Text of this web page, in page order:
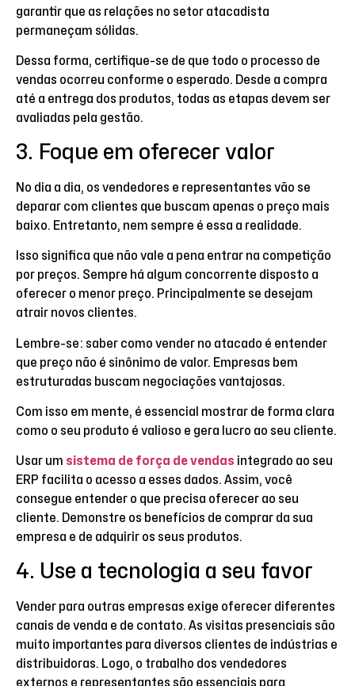
garantir que as relações no setor atacadista
permaneçam sólidas.
Dessa forma, certifique-se de que todo o processo de
vendas ocorreu conforme o esperado. Desde a compra
até a entrega dos produtos, todas as etapas devem ser
avaliadas pela gestão.
3. Foque em oferecer valor
No dia a dia, os vendedores e representantes vão se
deparar com clientes que buscam apenas o preço mais
baixo. Entretanto, nem sempre é essa a realidade.
Isso significa que não vale a pena entrar na competição
por preços. Sempre há algum concorrente disposto a
oferecer o menor preço. Principalmente se desejam
atrair novos clientes.
Lembre-se: saber como vender no atacado é entender
que preço não é sinônimo de valor. Empresas bem
estruturadas buscam negociações vantajosas.
Com isso em mente, é essencial mostrar de forma clara
como o seu produto é valioso e gera lucro ao seu cliente.
Usar um sistema de força de vendas integrado ao seu
ERP facilita o acesso a esses dados. Assim, você
consegue entender o que precisa oferecer ao seu
cliente. Demonstre os benefícios de comprar da sua
empresa e de adquirir os seus produtos.
4. Use a tecnologia a seu favor
Vender para outras empresas exige oferecer diferentes
canais de venda e de contato. As visitas presenciais são
muito importantes para diversos clientes de indústrias e
distribuidoras. Logo, o trabalho dos vendedores
externos e representantes são essenciais para